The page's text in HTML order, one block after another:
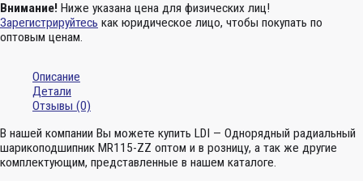
Внимание! Ниже указана цена для физических лиц!
Зарегистрируйтесь как юридическое лицо, чтобы покупать по
оптовым ценам.
Описание
Детали
Отзывы (0)
В нашей компании Вы можете купить LDI — Однорядный радиальный
шарикоподшипник MR115-ZZ оптом и в розницу, а так же другие
комплектующим, представленные в нашем каталоге.